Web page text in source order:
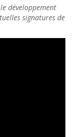
développement
signatures de